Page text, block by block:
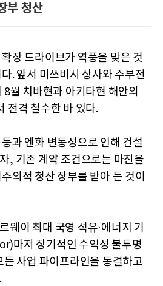
부 청산
장 드라이브가 역풍을 맞은 것
. 앞서 미쓰비시 상사와 주부전
월 치바현과 아키타현 해안의
전격 철수한 바 있다.
과 엔화 변동성으로 인해 건설
, 기존 계약 조건으로는 마진을
의적 청산 장부를 받아 든 것이
웨이 최대 국영 석유·에너지 기
마저 장기적인 수익성 불투명
든 사업 파이프라인을 동결하고